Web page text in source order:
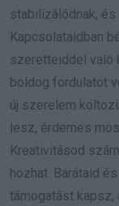
stabilizálódnak,
Kapcsolataidban
szeretteiddel való
boldog fordulatot
új szerelem
lesz, érdemes
Kreativitásod
hozhat. Barátaid
támogatást kapsz,